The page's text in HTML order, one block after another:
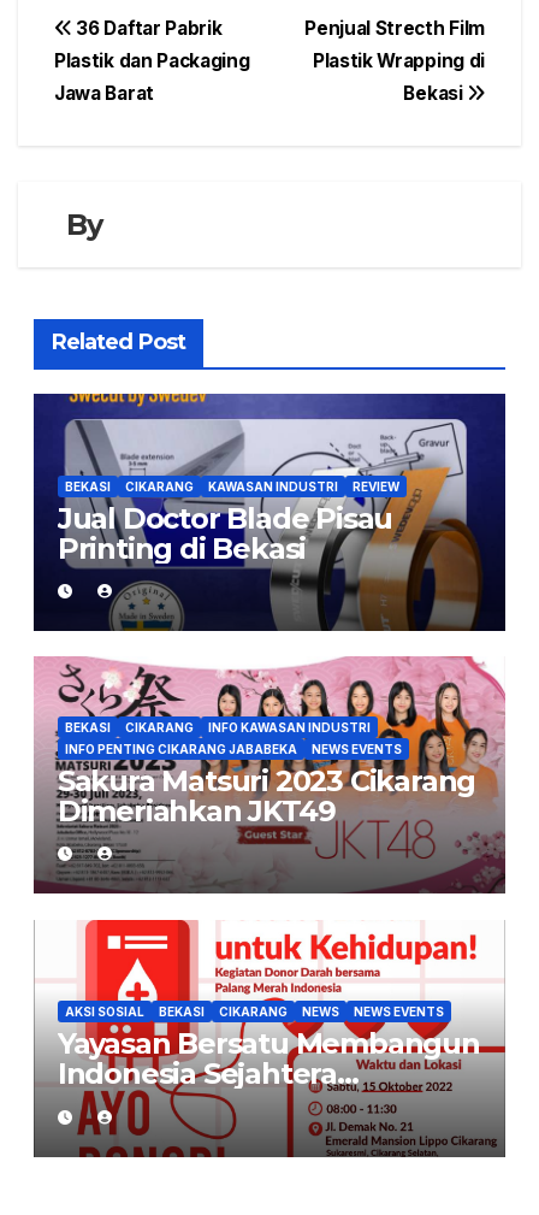
Navigasi
pos
Penjual Strecth Film
Plastik Wrapping di
Bekasi
36 Daftar Pabrik
Plastik dan Packaging
Jawa Barat
By
Related Post
BEKASI CIKARANG KAWASAN INDUSTRI REVIEW
Jual Doctor Blade Pisau
Printing di Bekasi
BEKASI CIKARANG
INFO KAWASAN INDUSTRI
INFO PENTING CIKARANG JABABEKA
NEWS EVENTS
Sakura Matsuri 2023 Cikarang
Dimeriahkan JKT49
AKSI SOSIAL BEKASI CIKARANG NEWS NEWS EVENTS
Yayasan Bersatu Membangun
Indonesia Sejahtera
Bekerjasama dengan PMI
dan PT Victory Blessings
Indonesia Gelar Aksi Donor